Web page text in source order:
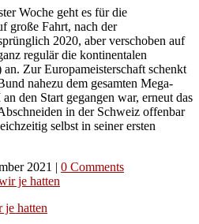
Woche geht es für die
große Fahrt, nach der
2020, aber verschoben auf
regulär die kontinentalen
Zur Europameisterschaft schenkt
nahezu dem gesamten Mega-
den Start gegangen war, erneut das
in der Schweiz offenbar
selbst in seiner ersten
2021 | 0 Comments
je hatten